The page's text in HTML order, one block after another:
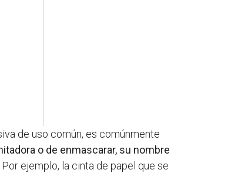
de uso común, es comúnmente
o de enmascarar, su nombre
ejemplo, la cinta de papel que se